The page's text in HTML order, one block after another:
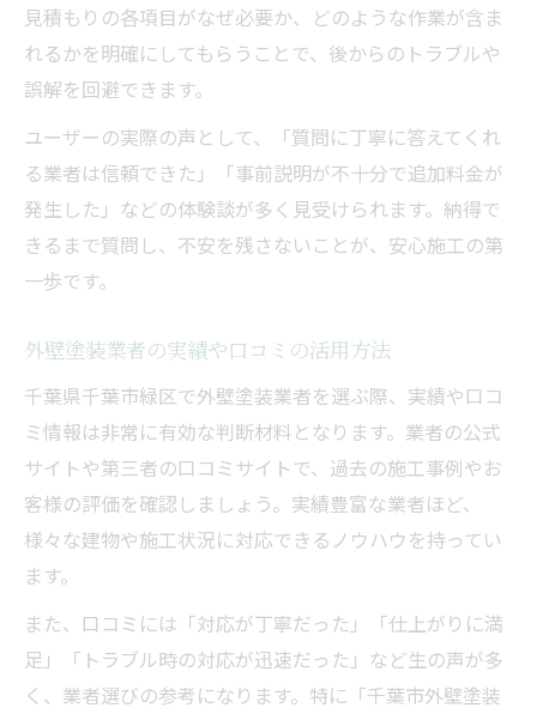
見積もりの各項目がなぜ必要か、どのような作業が含ま
れるかを明確にしてもらうことで、後からのトラブルや
誤解を回避できます。
ユーザーの実際の声として、「質問に丁寧に答えてくれ
る業者は信頼できた」「事前説明が不十分で追加料金が
発生した」などの体験談が多く見受けられます。納得で
きるまで質問し、不安を残さないことが、安心施工の第
一歩です。
外壁塗装業者の実績や口コミの活用方法
千葉県千葉市緑区で外壁塗装業者を選ぶ際、実績や口コ
ミ情報は非常に有効な判断材料となります。業者の公式
サイトや第三者の口コミサイトで、過去の施工事例やお
客様の評価を確認しましょう。実績豊富な業者ほど、
様々な建物や施工状況に対応できるノウハウを持ってい
ます。
また、口コミには「対応が丁寧だった」「仕上がりに満
足」「トラブル時の対応が迅速だった」など生の声が多
く、業者選びの参考になります。特に「千葉市外壁塗装